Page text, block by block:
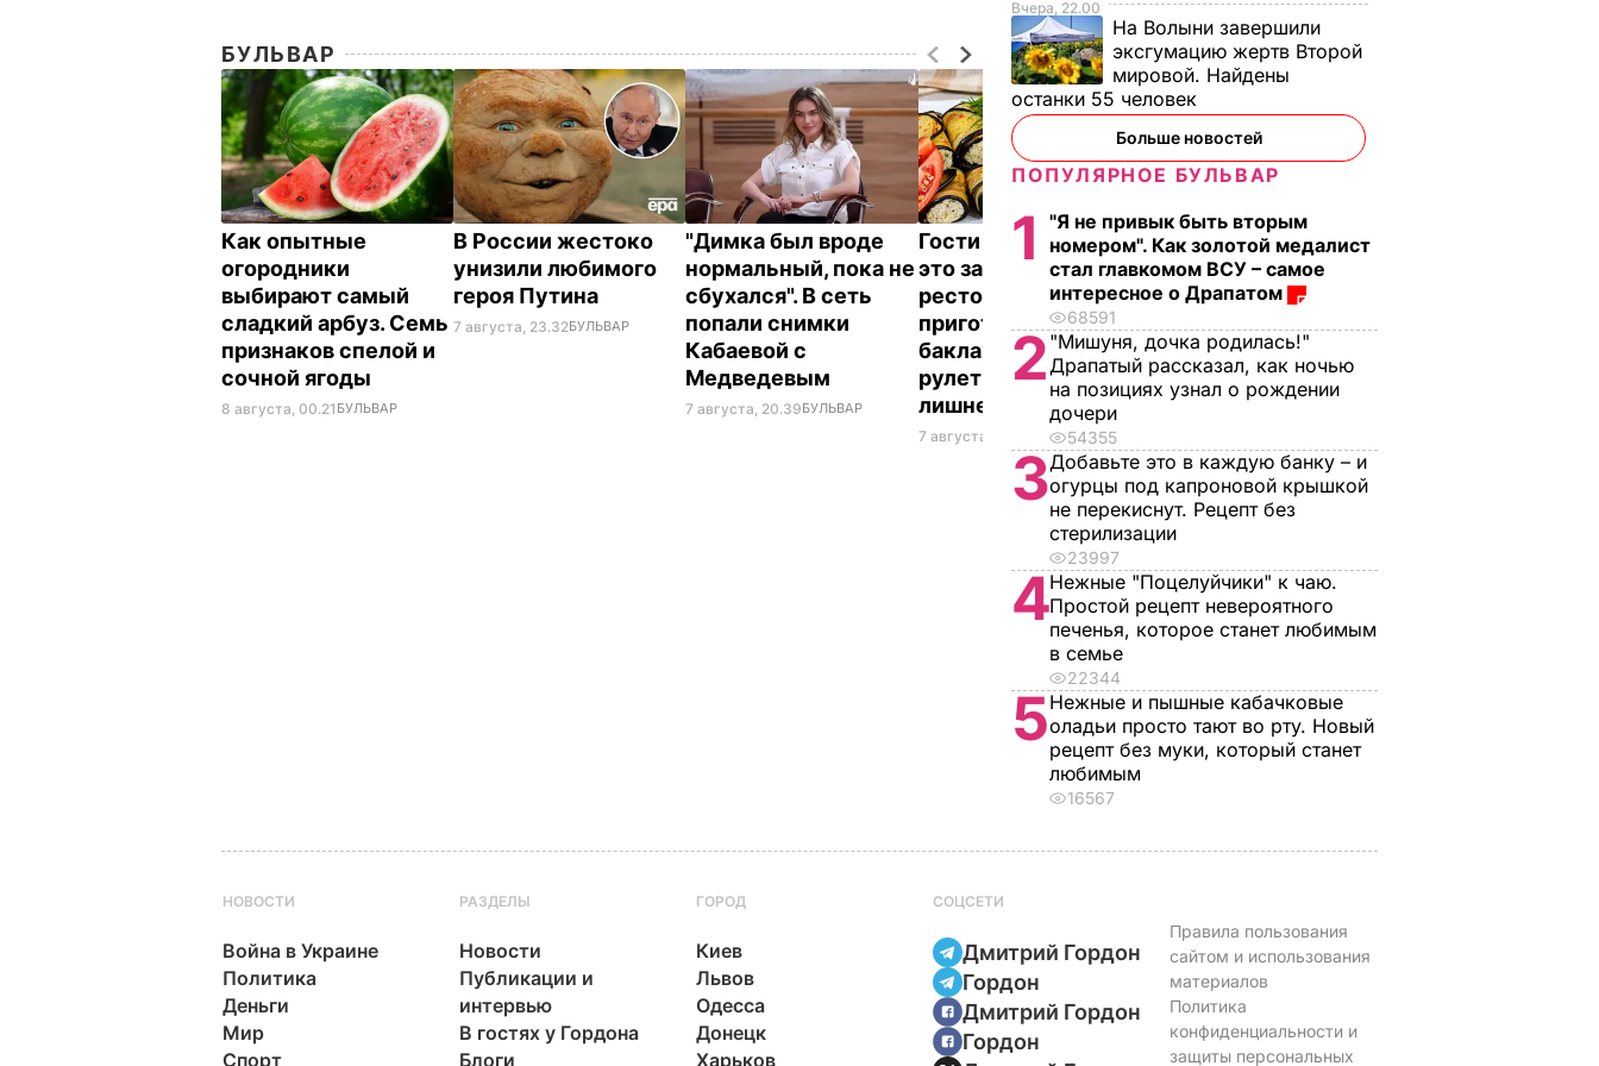
БУЛЬВАР
Как опытные
огородники
выбирают самый
сладкий арбуз. Семь
признаков спелой и
сочной ягоды
8 августа, 00.21 БУЛЬВАР
В России жестоко
унизили любимого
героя Путина
7 августа, 23.32БУЛЬВАР
"Димка был вроде
нормальный, пока не
сбухался". В сеть
попали снимки
Кабаевой с
Медведевым
7 августа, 20.39БУЛЬВАР
Гости думают, что
это закуска из
ресторана. Как
приготовить нежные
баклажанные
рулетики без
лишнего жира
7 августа, 20.17 БУЛЬВАР
"Ничего навязывать
не буду". Драпатый
рассказал, какую
его сын
7 августа, 19.44
Вчера, 22.00
На Волыни завершили
эксгумацию жертв Второй
мировой. Найдены
останки 55 человек
Больше новостей
ПОПУЛЯРНОЕ БУЛЬВАР
1
"Я не привык быть вторым
номером". Как золотой медалист
стал главкомом ВСУ – самое
интересное о Драпатом
68591
2 "Мишуня, дочка родилась!"
Драпатый рассказал, как ночью
на позициях узнал о рождении
дочери
54355
3Добавьте это в каждую банку – и
огурцы под капроновой крышкой
не перекиснут. Рецепт без
стерилизации
23997
4Нежные "Поцелуйчики" к чаю.
Простой рецепт невероятного
печенья, которое станет любимым
в семье
22344
5Нежные и пышные кабачковые
оладьи просто тают во рту. Новый
рецепт без муки, который станет
любимым
16567
НОВОСТИ
Война в Украине
Политика
Деньги
Мир
Спорт
РАЗДЕЛЫ
Новости
Публикации и
интервью
В гостях у Гордона
Блоги
ГОРОД
Киев
Львов
Одесса
Донецк
Харьков
СОЦСЕТИ
Дмитрий Гордон
Гордон
Дмитрий Гордон
Гордон
Правила пользования
сайтом и использования
материалов
Политика
конфиденциальности и
защиты персональных